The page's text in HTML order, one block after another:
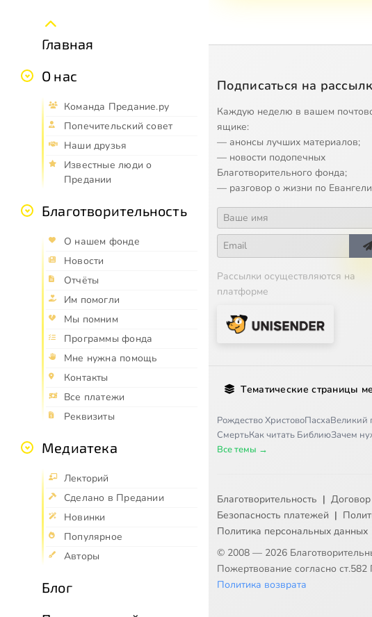
Главная
О нас
Команда Предание.ру
Попечительский совет
Наши друзья
Известные люди о
Предании
Благотворительность
О нашем фонде
Новости
Отчёты
Им помогли
Мы помним
Программы фонда
Мне нужна помощь
Контакты
Все платежи
Реквизиты
Медиатека
Лекторий
Сделано в Предании
Новинки
Популярное
Авторы
Блог
Подписаться на
Каждую неделю в вашем
ящике:
— анонсы лучших материалов;
— новости подопечных
Благотворительного фонда;
— разговор о жизни по
Рассылки осуществляются на
платформе
Тематические страницы
Рождество ХристовоПасхаВеликий
СмертьКак читать БиблиюЗачем
Все темы →
Благотворительность |
Безопасность платежей |
Политика персональных данных
© 2008 — 2026
Пожертвование согласно
Политика возврата